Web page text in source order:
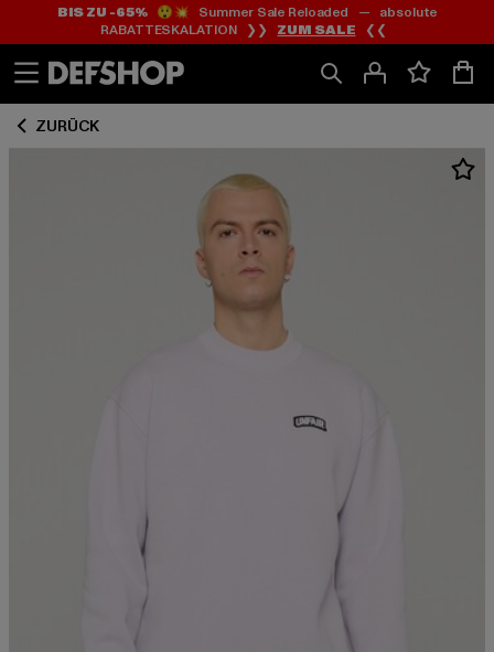
Zum
Inhalt
springen
Zum
Fußzeile
springen
BIS ZU -65%😲💥 Summer Sale Reloaded — absolute
RABATTESKALATION ❯❯ ZUM SALE ❮❮
ZURÜCK